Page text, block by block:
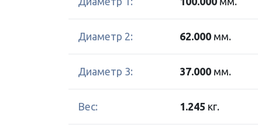
Диаметр 2: 62.000 мм.
Диаметр 3: 37.000 мм.
Вес: 1.245 кг.